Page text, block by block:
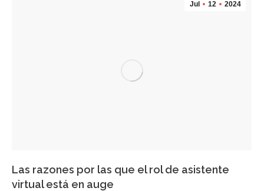
Jul 12 2024
Las razones por las que el rol de asistente
virtual está en auge